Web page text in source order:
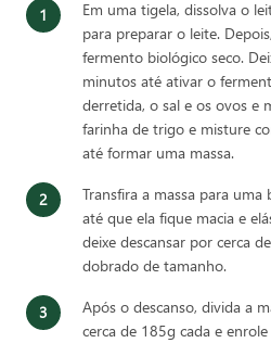
Em uma tigela, dissolva o
para preparar o leite.
fermento biológico seco.
minutos até ativar o
derretida, o sal e os ovos e
farinha de trigo e misture
até formar uma massa.
Transfira a massa para
até que ela fique macia e
deixe descansar por cerca
dobrado de tamanho.
Após o descanso, divida a
cerca de 185g cada e